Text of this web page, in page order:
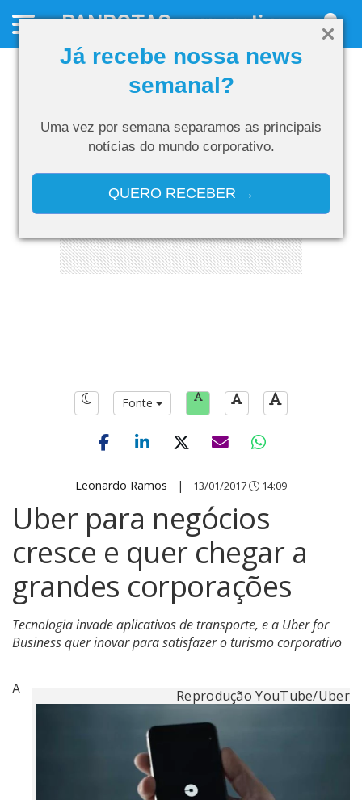
Já recebe nossa news
semanal?
Uma vez por semana separamos as principais
notícias do mundo corporativo.
QUERO RECEBER →
PANROTAScorporativo
Fonte
Leonardo Ramos | 13/01/2017 14:09
Uber para negócios
cresce e quer chegar a
grandes corporações
Tecnologia invade aplicativos de transporte, e a Uber for
Business quer inovar para satisfazer o turismo corporativo
Reprodução YouTube/Uber
A